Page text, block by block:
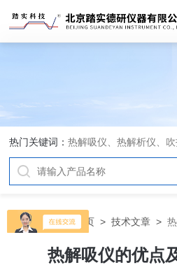
热门关键词：热解吸仪、热解析仪、
当前位置：首页 >技术文章 >
热解吸仪的优点